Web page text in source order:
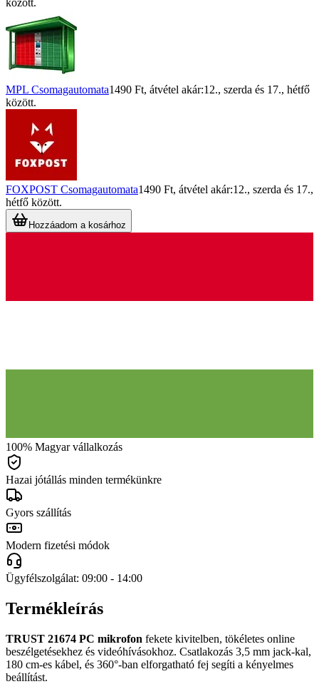
MPL Csomagautomata1490 Ft, átvétel akár:12., szerda és 17., hétfő
között.
FOXPOST Csomagautomata1490 Ft, átvétel akár:12., szerda és 17.,
hétfő között.
Hozzáadom a kosárhoz
100% Magyar vállalkozás
Hazai jótállás minden termékünkre
Gyors szállítás
Modern fizetési módok
Ügyfélszolgálat: 09:00 - 14:00
Termékleírás
TRUST 21674 PC mikrofon fekete kivitelben, tökéletes online
beszélgetésekhez és videóhívásokhoz. Csatlakozás 3,5 mm jack-kal,
180 cm-es kábel, és 360°-ban elforgatható fej segíti a kényelmes
beállítást.